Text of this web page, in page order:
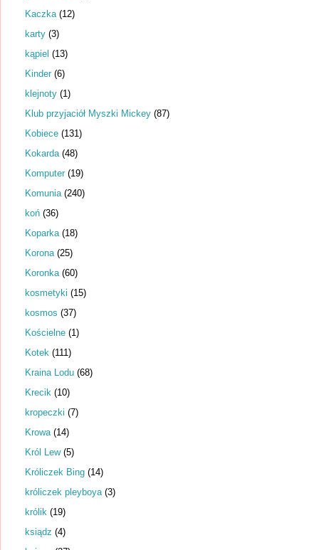
Kaczka (12)
karty (3)
kąpiel (13)
Kinder (6)
klejnoty (1)
Klub przyjaciół Myszki Mickey (87)
Kobiece (131)
Kokarda (48)
Komputer (19)
Komunia (240)
koń (36)
Koparka (18)
Korona (25)
Koronka (60)
kosmetyki (15)
kosmos (37)
Kościelne (1)
Kotek (111)
Kraina Lodu (68)
Krecik (10)
kropeczki (7)
Krowa (14)
Król Lew (5)
Króliczek Bing (14)
króliczek pleyboya (3)
królik (19)
ksiądz (4)